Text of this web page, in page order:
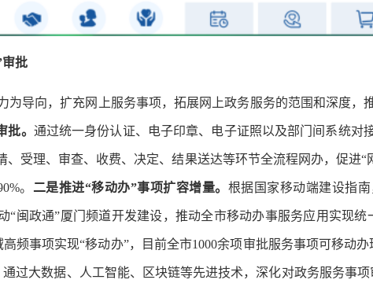
审批
导向，扩充网上服务事项，拓展网上政务服务的范围和深度，
。 通过统一身份认证、电子印章、电子证照以及部门间系统对
受理、审查、收费、决定、结果送达等环节全流程网办，促进“
。 二是推进“移动办”事项扩容增量。 根据国家移动端建设指
“闽政通”厦门频道开发建设，推动全市移动办事服务应用实现
频事项实现“移动办”，目前全市1000余项审批服务事项可移动办
通过大数据、人工智能、区块链等先进技术，深化对政务服务事